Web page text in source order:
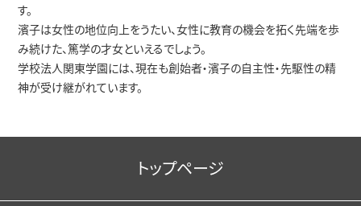
す。
濱⼦は⼥性の地位向上をうたい、⼥性に教育の機会を拓く先端を歩
み続けた、篤学の才⼥といえるでしょう。
学校法⼈関東学園には、現在も創始者・濱⼦の⾃主性・先駆性の精
神が受け継がれています。
トップページ